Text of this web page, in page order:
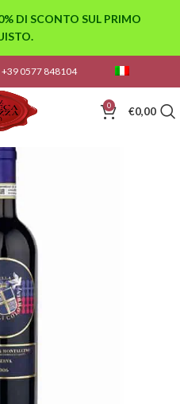
+39 0577 848104
0 €0,00
DI SCONTO SUL PRIMO